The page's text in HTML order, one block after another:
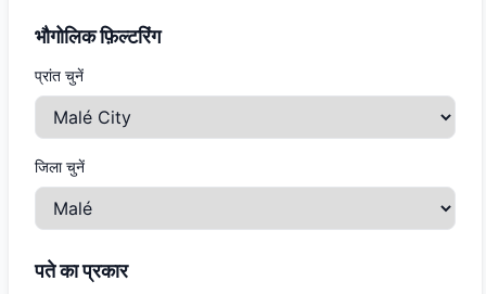
भौगोलिक फ़िल्टरिंग
प्रांत चुनें
जिला चुनें
पते का प्रकार